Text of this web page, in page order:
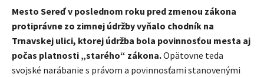
Mesto Sereď v poslednom roku pred zmenou zákona
protiprávne zo zimnej údržby vyňalo chodník na
Trnavskej ulici, ktorej údržba bola povinnosťou mesta aj
počas platnosti „starého“ zákona.Opätovne teda
svojské narábanie s právom a povinnosťami stanovenými